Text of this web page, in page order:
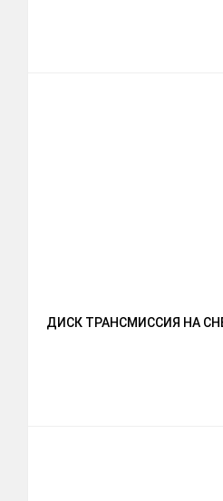
ДИСК ТРАНСМИССИЯ НА